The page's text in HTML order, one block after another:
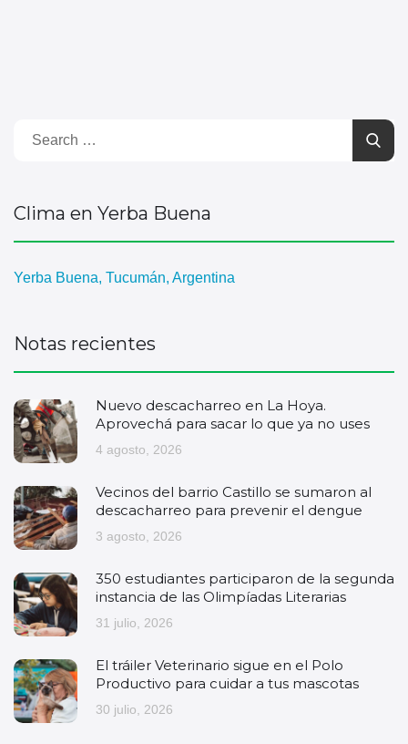
Clima en Yerba Buena
Yerba Buena, Tucumán, Argentina
Notas recientes
Nuevo descacharreo en La Hoya.
Aprovechá para sacar lo que ya no uses
4 agosto, 2026
Vecinos del barrio Castillo se sumaron al
descacharreo para prevenir el dengue
3 agosto, 2026
350 estudiantes participaron de la segunda
instancia de las Olimpíadas Literarias
31 julio, 2026
El tráiler Veterinario sigue en el Polo
Productivo para cuidar a tus mascotas
30 julio, 2026